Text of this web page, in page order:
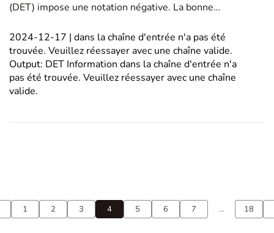
(DET) impose une notation négative. La bonne
pour les réponses incorrectes. Ce système de
notation sans pénalité reflète le design adaptatif et
centré su
2024-12-17 | dans la chaîne d'entrée n'a pas été
trouvée. Veuillez réessayer avec une chaîne valide.
Output: DET Information dans la chaîne d'entrée n'a
pas été trouvée. Veuillez réessayer avec une chaîne
valide.
1 2 3 4 5 6 7 ... 18